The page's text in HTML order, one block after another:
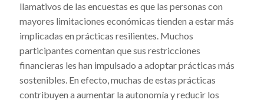
llamativos de las encuestas es que las personas con
mayores limitaciones económicas tienden a estar más
implicadas en prácticas resilientes. Muchos
participantes comentan que sus restricciones
financieras les han impulsado a adoptar prácticas más
sostenibles. En efecto, muchas de estas prácticas
contribuyen a aumentar la autonomía y reducir los